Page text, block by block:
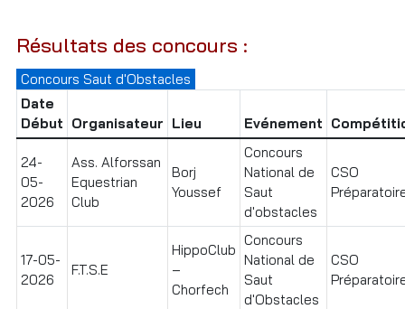
Résultats des concours :
Concours Saut d'Obstacles
Date
Début Organisateur Lieu Evénement
24-
05-
2026
Ass. Alforssan
Equestrian
Club
Borj
Youssef
Concours
National de
Saut
d'obstacles
CSO
17-05-
2026
F.T.S.E
HippoClub
–
Chorfech
Concours
National de
Saut
d'Obstacles
CSO